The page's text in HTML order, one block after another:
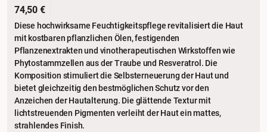
74,50 €
Diese hochwirksame Feuchtigkeitspflege revitalisiert die Haut
mit kostbaren pflanzlichen Ölen, festigenden
Pflanzenextrakten und vinotherapeutischen Wirkstoffen wie
Phytostammzellen aus der Traube und Resveratrol. Die
Komposition stimuliert die Selbsterneuerung der Haut und
bietet gleichzeitig den bestmöglichen Schutz vor den
Anzeichen der Hautalterung. Die glättende Textur mit
lichtstreuenden Pigmenten verleiht der Haut ein mattes,
strahlendes Finish.